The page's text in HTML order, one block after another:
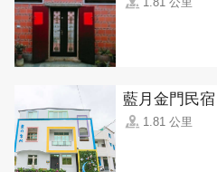
藍月金門民宿
1.81 公里